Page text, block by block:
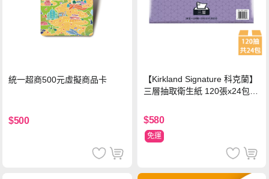
統一超商500元虛擬商品卡
$500
【Kirkland Signature 科克蘭】
三層抽取衛生紙 120張x24包x1
$580
免運